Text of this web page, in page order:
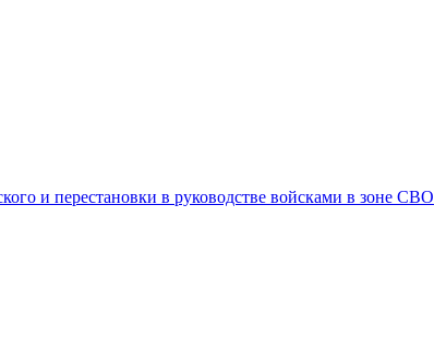
и перестановки в руководстве войсками в зоне СВО